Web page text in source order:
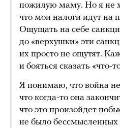
пожилую маму. Но я не
что мои налоги идут на
Ощущать на себе
до «верхушки» эти
их просто не ощутят.
и бояться сказать «что-
Я понимаю, что война
что когда-то она
что это произойдет
не было